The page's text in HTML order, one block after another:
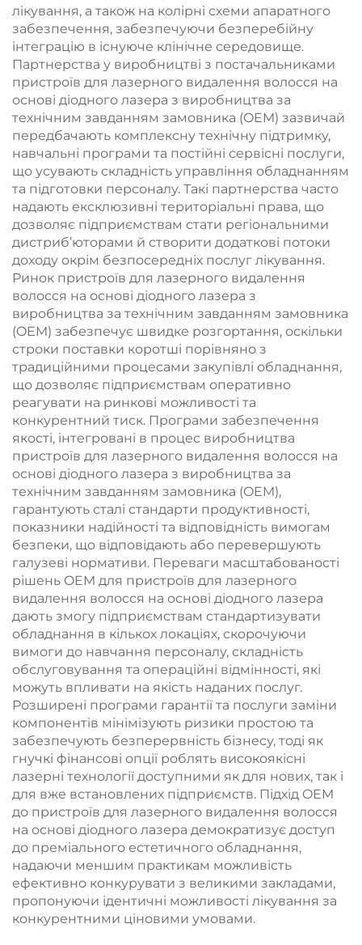
лікування, а також на колірні схеми апаратного
забезпечення, забезпечуючи безперебійну
інтеграцію в існуюче клінічне середовище.
Партнерства у виробництві з постачальниками
пристроїв для лазерного видалення волосся на
основі діодного лазера з виробництва за
технічним завданням замовника (OEM) зазвичай
передбачають комплексну технічну підтримку,
навчальні програми та постійні сервісні послуги,
що усувають складність управління обладнанням
та підготовки персоналу. Такі партнерства часто
надають ексклюзивні територіальні права, що
дозволяє підприємствам стати регіональними
дистриб’юторами й створити додаткові потоки
доходу окрім безпосередніх послуг лікування.
Ринок пристроїв для лазерного видалення
волосся на основі діодного лазера з
виробництва за технічним завданням замовника
(OEM) забезпечує швидке розгортання, оскільки
строки поставки коротші порівняно з
традиційними процесами закупівлі обладнання,
що дозволяє підприємствам оперативно
реагувати на ринкові можливості та
конкурентний тиск. Програми забезпечення
якості, інтегровані в процес виробництва
пристроїв для лазерного видалення волосся на
основі діодного лазера з виробництва за
технічним завданням замовника (OEM),
гарантують сталі стандарти продуктивності,
показники надійності та відповідність вимогам
безпеки, що відповідають або перевершують
галузеві нормативи. Переваги масштабованості
рішень OEM для пристроїв для лазерного
видалення волосся на основі діодного лазера
дають змогу підприємствам стандартизувати
обладнання в кількох локаціях, скорочуючи
вимоги до навчання персоналу, складність
обслуговування та операційні відмінності, які
можуть впливати на якість наданих послуг.
Розширені програми гарантії та послуги заміни
компонентів мінімізують ризики простою та
забезпечують безперервність бізнесу, тоді як
гнучкі фінансові опції роблять високоякісні
лазерні технології доступними як для нових, так і
для вже встановлених підприємств. Підхід OEM
до пристроїв для лазерного видалення волосся
на основі діодного лазера демократизує доступ
до преміального естетичного обладнання,
надаючи меншим практикам можливість
ефективно конкурувати з великими закладами,
пропонуючи ідентичні можливості лікування за
конкурентними ціновими умовами.